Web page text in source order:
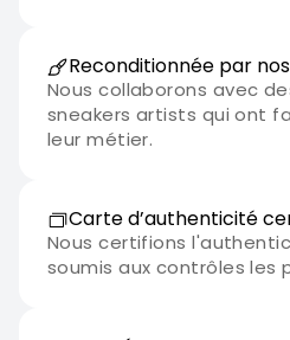
Reconditionnée par
Nous collaborons avec
sneakers artists qui ont
leur métier.
Carte d’authenticité
Nous certifions
soumis aux contrôles les